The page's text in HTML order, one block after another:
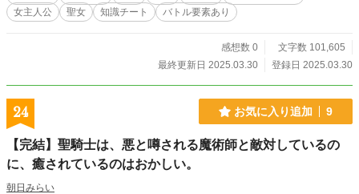
女主人公
聖女 知識チート バトル要素あり
感想数 0
文字数 101,605
最終更新日 2025.03.30
登録日 2025.03.30
24 お気に入り追加 9
【完結】聖騎士は、悪と噂される魔術師と敵対しているの
に、癒されているのはおかしい。
朝日みらい